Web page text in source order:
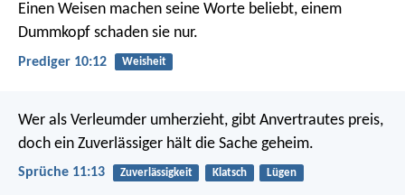
Einen Weisen machen seine Worte beliebt, einem
Dummkopf schaden sie nur.
Prediger 10:12 Weisheit
Wer als Verleumder umherzieht, gibt Anvertrautes preis,
doch ein Zuverlässiger hält die Sache geheim.
Sprüche 11:13 Zuverlässigkeit Klatsch Lügen